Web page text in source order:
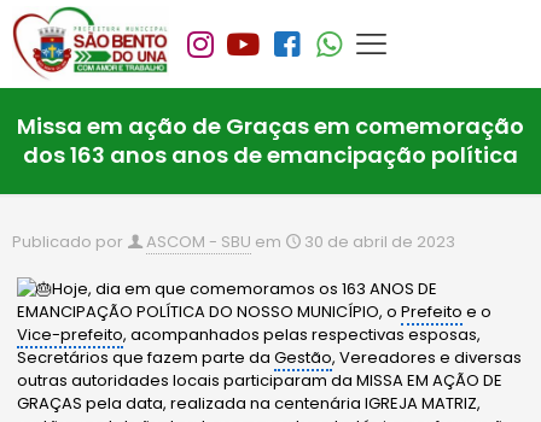
Missa em ação de Graças em comemoração
dos 163 anos anos de emancipação política
Publicado por ASCOM - SBU em 30 de abril de 2023
Hoje, dia em que comemoramos os 163 ANOS DE
EMANCIPAÇÃO POLÍTICA DO NOSSO MUNICÍPIO, oPrefeito e o
Vice-prefeito, acompanhados pelas respectivas esposas,
Secretários que fazem parte daGestão, Vereadores e diversas
outras autoridades locais participaram da MISSA EM AÇÃO DE
GRAÇAS pela data, realizada na centenária IGREJA MATRIZ,